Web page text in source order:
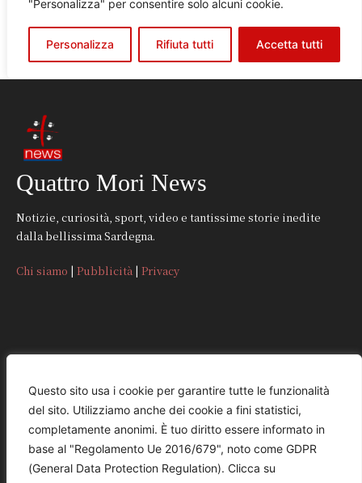
Questo sito usa i cookie per garantire tutte le funzionalità
del sito. Utilizziamo anche dei cookie a fini statistici,
completamente anonimi. È tuo diritto essere informato in
base al "Regolamento Ue 2016/679", noto come GDPR
(General Data Protection Regulation). Clicca su
Quattro Mori News
Notizie, curiosità, sport, video e tantissime storie inedite
dalla bellissima Sardegna.
Chi siamo | Pubblicità | Privacy
CONTATTI
REDAZIONE
redazione@quattromorinews.it
COMMERCIALE